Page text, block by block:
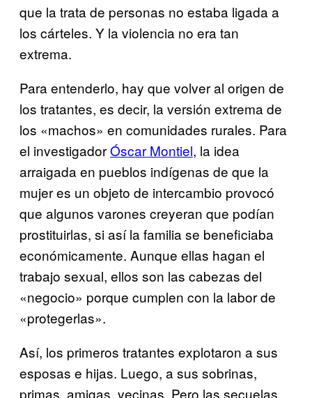
que la trata de personas no estaba ligada a
los cárteles. Y la violencia no era tan
extrema.
Para entenderlo, hay que volver al origen de
los tratantes, es decir, la versión extrema de
los «machos» en comunidades rurales. Para
el investigadorÓscar Montiel, la idea
arraigada en pueblos indígenas de que la
mujer es un objeto de intercambio provocó
que algunos varones creyeran que podían
prostituirlas, si así la familia se beneficiaba
económicamente. Aunque ellas hagan el
trabajo sexual, ellos son las cabezas del
«negocio» porque cumplen con la labor de
«protegerlas».
Así, los primeros tratantes explotaron a sus
esposas e hijas. Luego, a sus sobrinas,
primas, amigas, vecinas. Pero las secuelas